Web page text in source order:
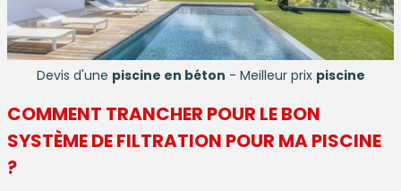
Devis d'une piscine en béton - Meilleur prix piscine
COMMENT TRANCHER POUR LE BON
SYSTÈME DE FILTRATION POUR MAPISCINE
?